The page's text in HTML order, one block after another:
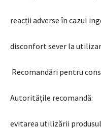
reacții adverse în cazul
disconfort sever la
Recomandări pentru
Autoritățile recomandă:
evitarea utilizării